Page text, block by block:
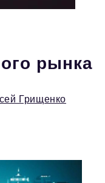
рынка
Грищенко